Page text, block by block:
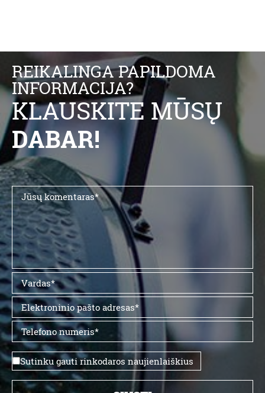
REIKALINGA PAPILDOMA
INFORMACIJA?
KLAUSKITE MŪSŲ
DABAR!
Sutinku gauti rinkodaros naujienlaiškius